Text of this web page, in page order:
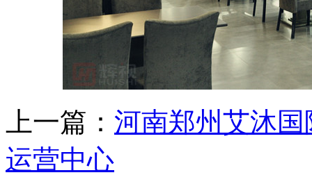
上一篇： 河南郑州艾沐国
运营中心